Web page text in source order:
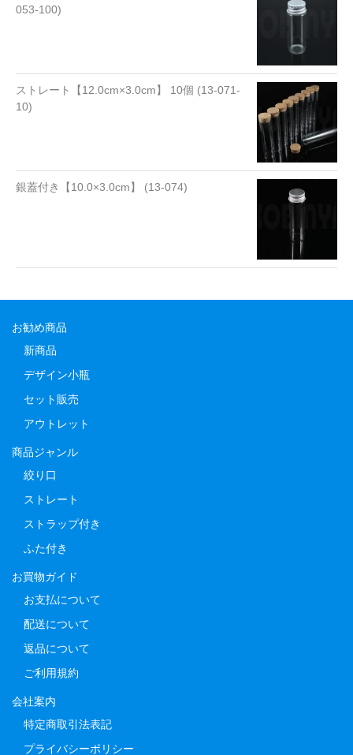
053-100)
ストレート【12.0cm×3.0cm】 10個 (13-071-
10)
銀蓋付き【10.0×3.0cm】 (13-074)
お勧め商品
新商品
デザイン小瓶
セット販売
アウトレット
商品ジャンル
絞り口
ストレート
ストラップ付き
ふた付き
お買物ガイド
お支払について
配送について
返品について
ご利用規約
会社案内
特定商取引法表記
プライバシーポリシー